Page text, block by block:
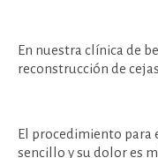
En nuestra clínica de
reconstrucción de
El procedimiento para
sencillo y su dolor es